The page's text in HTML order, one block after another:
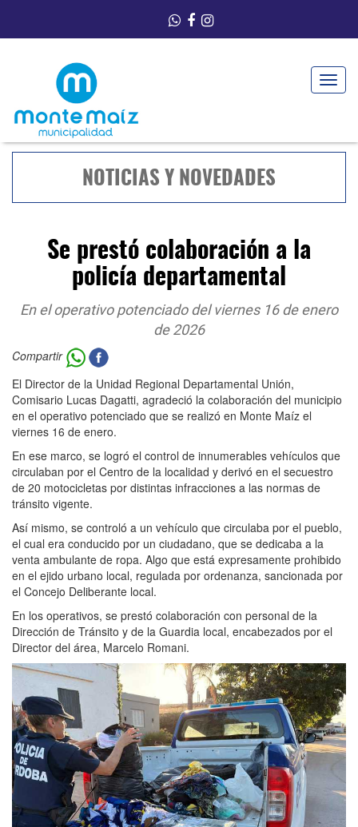
Toggle
NOTICIAS Y NOVEDADES
Se prestó colaboración a la
policía departamental
En el operativo potenciado del viernes 16 de enero
de 2026
Compartir
El Director de la Unidad Regional Departamental Unión,
Comisario Lucas Dagatti, agradeció la colaboración del municipio
en el operativo potenciado que se realizó en Monte Maíz el
viernes 16 de enero.
En ese marco, se logró el control de innumerables vehículos que
circulaban por el Centro de la localidad y derivó en el secuestro
de 20 motocicletas por distintas infracciones a las normas de
tránsito vigente.
Así mismo, se controló a un vehículo que circulaba por el pueblo,
el cual era conducido por un ciudadano, que se dedicaba a la
venta ambulante de ropa. Algo que está expresamente prohibido
en el ejido urbano local, regulada por ordenanza, sancionada por
el Concejo Deliberante local.
En los operativos, se prestó colaboración con personal de la
Dirección de Tránsito y de la Guardia local, encabezados por el
Director del área, Marcelo Romani.